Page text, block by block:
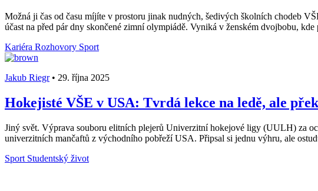
Možná ji čas od času míjíte v prostoru jinak nudných, šedivých školních chodeb
účast na před pár dny skončené zimní olympiádě. Vyniká v ženském dvojbobu,
Kariéra Rozhovory Sport
Jakub Riegr • 29. října 2025
Hokejisté VŠE v USA: Tvrdá lekce na ledě, ale
Jiný svět. Výprava souboru elitních plejerů Univerzitní hokejové ligy (UULH) za
univerzitních mančaftů z východního pobřeží USA. Připsal si jednu výhru, ale
Sport Studentský život